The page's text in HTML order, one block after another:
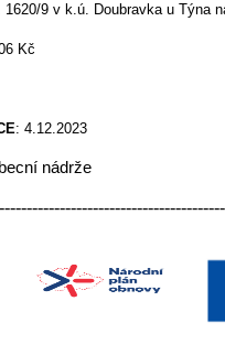
1620/9 v k.ú. Doubravka u Týna
Kč
: 4.12.2023
nádrže